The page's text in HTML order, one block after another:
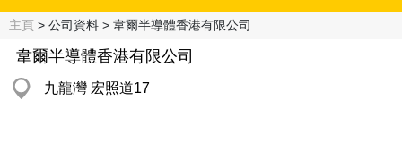
主頁 > 公司資料 > 韋爾半導體香港有限公司
韋爾半導體香港有限公司
九龍灣 宏照道17